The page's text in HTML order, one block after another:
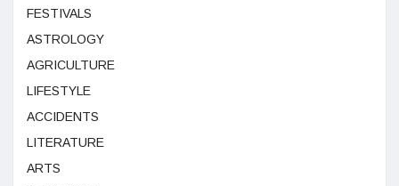
FESTIVALS
ASTROLOGY
AGRICULTURE
LIFESTYLE
ACCIDENTS
LITERATURE
ARTS